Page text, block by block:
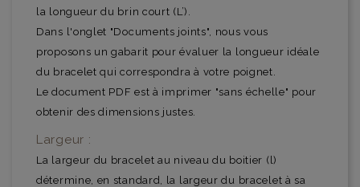
la longueur du brin court (L’).
Dans l'onglet "Documents joints", nous vous
proposons un gabarit pour évaluer la longueur idéale
du bracelet qui correspondra à votre poignet.
Le document PDF est à imprimer "sans échelle" pour
obtenir des dimensions justes.
Largeur :
La largeur du bracelet au niveau du boitier (l)
détermine, en standard, la largeur du bracelet à sa